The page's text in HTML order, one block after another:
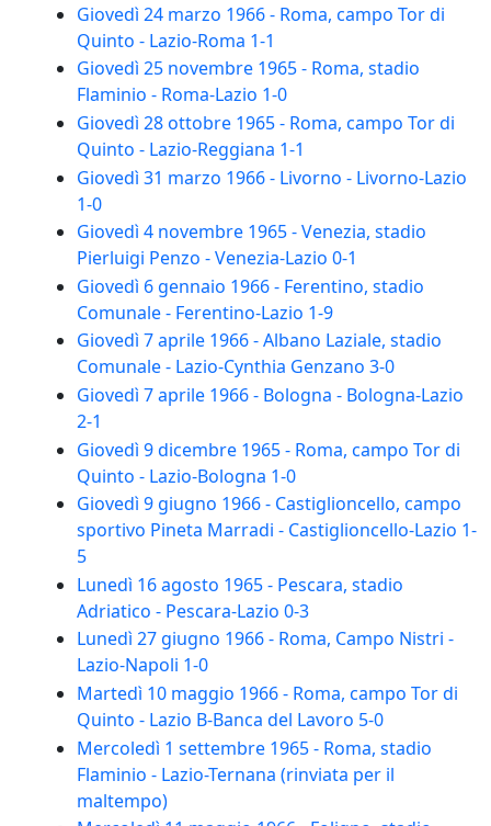
Giovedì 24 marzo 1966 - Roma, campo Tor di
Quinto - Lazio-Roma 1-1
Giovedì 25 novembre 1965 - Roma, stadio
Flaminio - Roma-Lazio 1-0
Giovedì 28 ottobre 1965 - Roma, campo Tor di
Quinto - Lazio-Reggiana 1-1
Giovedì 31 marzo 1966 - Livorno - Livorno-Lazio
1-0
Giovedì 4 novembre 1965 - Venezia, stadio
Pierluigi Penzo - Venezia-Lazio 0-1
Giovedì 6 gennaio 1966 - Ferentino, stadio
Comunale - Ferentino-Lazio 1-9
Giovedì 7 aprile 1966 - Albano Laziale, stadio
Comunale - Lazio-Cynthia Genzano 3-0
Giovedì 7 aprile 1966 - Bologna - Bologna-Lazio
2-1
Giovedì 9 dicembre 1965 - Roma, campo Tor di
Quinto - Lazio-Bologna 1-0
Giovedì 9 giugno 1966 - Castiglioncello, campo
sportivo Pineta Marradi - Castiglioncello-Lazio 1-
5
Lunedì 16 agosto 1965 - Pescara, stadio
Adriatico - Pescara-Lazio 0-3
Lunedì 27 giugno 1966 - Roma, Campo Nistri -
Lazio-Napoli 1-0
Martedì 10 maggio 1966 - Roma, campo Tor di
Quinto - Lazio B-Banca del Lavoro 5-0
Mercoledì 1 settembre 1965 - Roma, stadio
Flaminio - Lazio-Ternana (rinviata per il
maltempo)